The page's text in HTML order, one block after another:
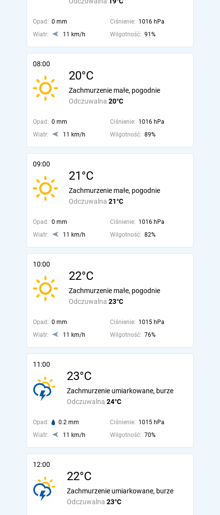
Opad: 0 mm Ciśnienie: 1016 hPa
Wiatr:
11 km/h Wilgotność: 91%
08:00
20°C
Odczuwalna 20°C
Zachmurzenie małe, pogodnie
Opad: 0 mm Ciśnienie: 1016 hPa
Wiatr:
11 km/h Wilgotność: 89%
09:00
21°C
Odczuwalna 21°C
Zachmurzenie małe, pogodnie
Opad: 0 mm Ciśnienie: 1016 hPa
Wiatr:
11 km/h Wilgotność: 82%
10:00
22°C
Odczuwalna 23°C
Zachmurzenie małe, pogodnie
Opad: 0 mm Ciśnienie: 1015 hPa
Wiatr:
11 km/h Wilgotność: 76%
11:00
23°C
Odczuwalna 24°C
Zachmurzenie umiarkowane, burze
Opad: 0.2 mm Ciśnienie: 1015 hPa
Wiatr:
11 km/h Wilgotność: 70%
12:00
22°C
Odczuwalna 23°C
Zachmurzenie umiarkowane, burze